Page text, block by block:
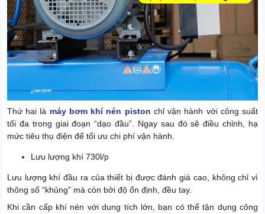
Thứ hai là máy bơm khí nén piston chỉ vận hành với công suất
tối đa trong giai đoạn “dạo đầu”. Ngay sau đó sẽ điều chỉnh, hạ
mức tiêu thụ điện để tối ưu chi phí vận hành.
Lưu lượng khí 730l/p
Lưu lượng khí đầu ra của thiết bị được đánh giá cao, không chỉ vì
thông số “khủng” mà còn bởi độ ổn định, đều tay.
Khi cần cấp khí nén với dung tích lớn, bạn có thể tận dụng công